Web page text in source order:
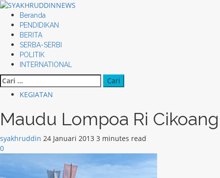
Skip
content
Primary
Menu
Beranda
PENDIDIKAN
BERITA
SERBA-SERBI
POLITIK
INTERNATIONAL
Cari
untuk:
KEGIATAN
Maudu Lompoa Ri Cikoang
syakhruddin 24 Januari 2013 3 minutes read
0